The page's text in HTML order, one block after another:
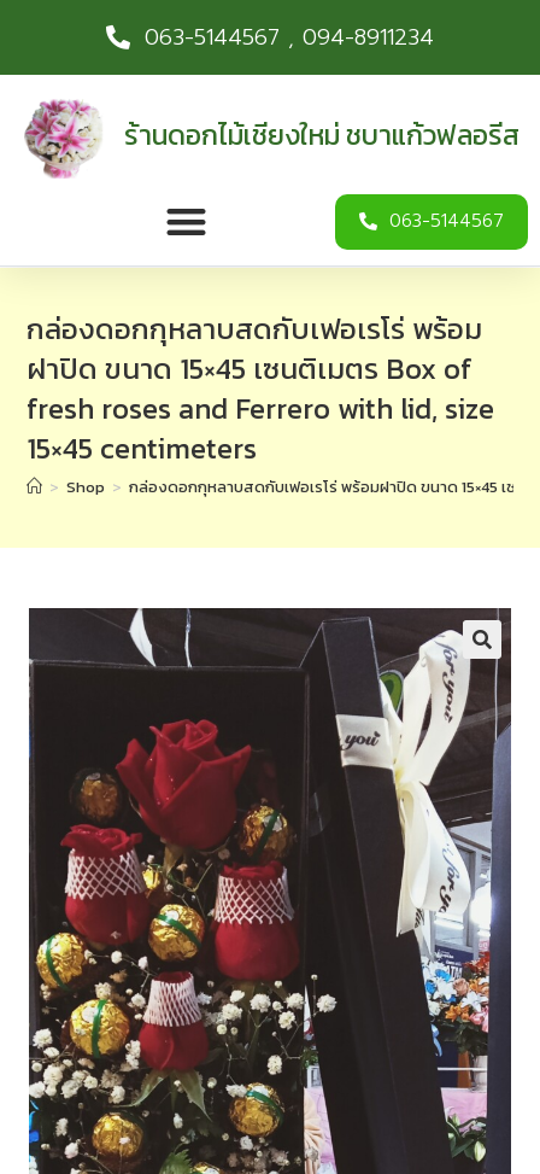
063-5144567 , 094-8911234
ร้านดอกไม้เชียงใหม่ ชบาแก้วฟลอรีส
063-5144567
กล่องดอกกุหลาบสดกับเฟอเรโร่ พร้อม
ฝาปิด ขนาด 15×45 เซนติเมตร Box of
fresh roses and Ferrero with lid, size
15×45 centimeters
> Shop > กล่องดอกกุหลาบสดกับเฟอเรโร่ พร้อมฝาปิด ขนาด 15×45 เซ